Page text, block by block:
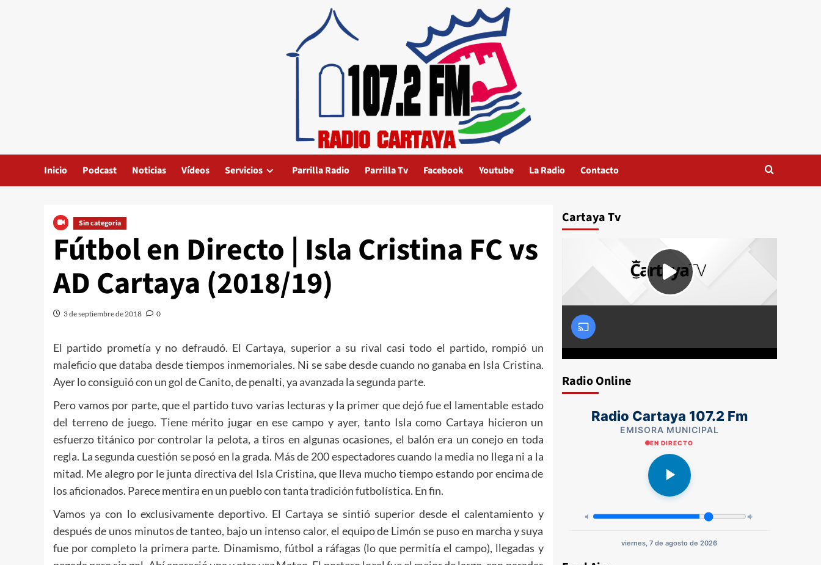
Inicio Podcast Noticias Vídeos Servicios Parrilla Radio Parrilla Tv Facebook Youtube La Radio Contacto
Sin categoria
Fútbol en Directo | Isla Cristina FC vs
AD Cartaya (2018/19)
3 de septiembre de 2018 0
El partido prometía y no defraudó. El Cartaya, superior a su rival casi todo el partido, rompió un
maleficio que databa desde tiempos inmemoriales. Ni se sabe desde cuando no ganaba en Isla Cristina.
Ayer lo consiguió con un gol de Canito, de penalti, ya avanzada la segunda parte.
Pero vamos por parte, que el partido tuvo varias lecturas y la primer que dejó fue el lamentable estado
del terreno de juego. Tiene mérito jugar en ese campo y ayer, tanto Isla como Cartaya hicieron un
esfuerzo titánico por controlar la pelota, a tiros en algunas ocasiones, el balón era un conejo en toda
regla. La segunda cuestión se posó en la grada. Más de 200 espectadores cuando la media no llega ni a la
mitad. Me alegro por le junta directiva del Isla Cristina, que lleva mucho tiempo estando por encima de
los aficionados. Parece mentira en un pueblo con tanta tradición futbolística. En fin.
Vamos ya con lo exclusivamente deportivo. El Cartaya se sintió superior desde el calentamiento y
después de unos minutos de tanteo, bajo un intenso calor, el equipo de Limón se puso en marcha y suya
fue por completo la primera parte. Dinamismo, fútbol a ráfagas (lo que permitía el campo), llegadas y
Cartaya Tv
Radio Online
Radio Cartaya 107.2 Fm
EMISORA MUNICIPAL
EN DIRECTO
viernes, 7 de agosto de 2026